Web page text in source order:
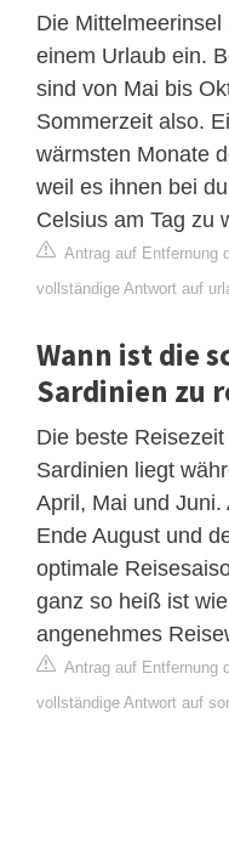
Die
einem Urlaub ein.
sind von Mai bis
Sommerzeit also.
wärmsten Monate
weil es ihnen bei
Celsius am Tag zu
Antrag auf Entfernung
vollständige Antwort auf
Wann ist die
Sardinien zu
Die beste
Sardinien liegt
April, Mai und Juni.
Ende August und
optimale
ganz so heiß ist
angenehmes
Antrag auf Entfernung
vollständige Antwort auf